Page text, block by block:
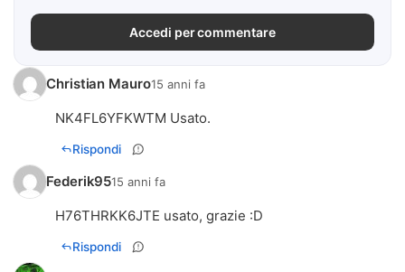
Accedi per commentare
Christian Mauro15 anni fa
NK4FL6YFKWTM Usato.
Rispondi
Federik9515 anni fa
H76THRKK6JTE usato, grazie :D
Rispondi